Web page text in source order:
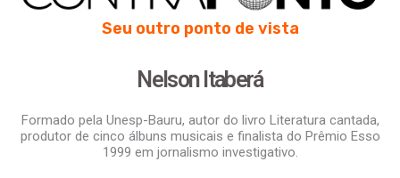
Seu outro ponto de vista
Nelson Itaberá
Formado pela Unesp-Bauru, autor do livro Literatura cantada,
produtor de cinco álbuns musicais e finalista do Prêmio Esso
1999 em jornalismo investigativo.